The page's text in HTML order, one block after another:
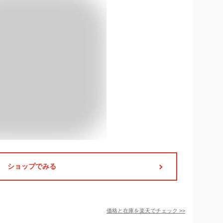
ショップでみる
価格と在庫を楽天でチェック >>